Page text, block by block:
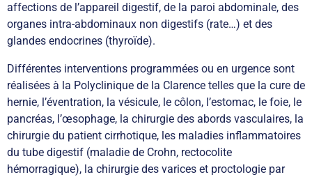
affections de l’appareil digestif, de la paroi abdominale, des
organes intra-abdominaux non digestifs (rate…) et des
glandes endocrines (thyroïde).
Différentes interventions programmées ou en urgence sont
réalisées à la Polyclinique de la Clarence telles que la cure de
hernie, l’éventration, la vésicule, le côlon, l’estomac, le foie, le
pancréas, l’œsophage, la chirurgie des abords vasculaires, la
chirurgie du patient cirrhotique, les maladies inflammatoires
du tube digestif (maladie de Crohn, rectocolite
hémorragique), la chirurgie des varices et proctologie par